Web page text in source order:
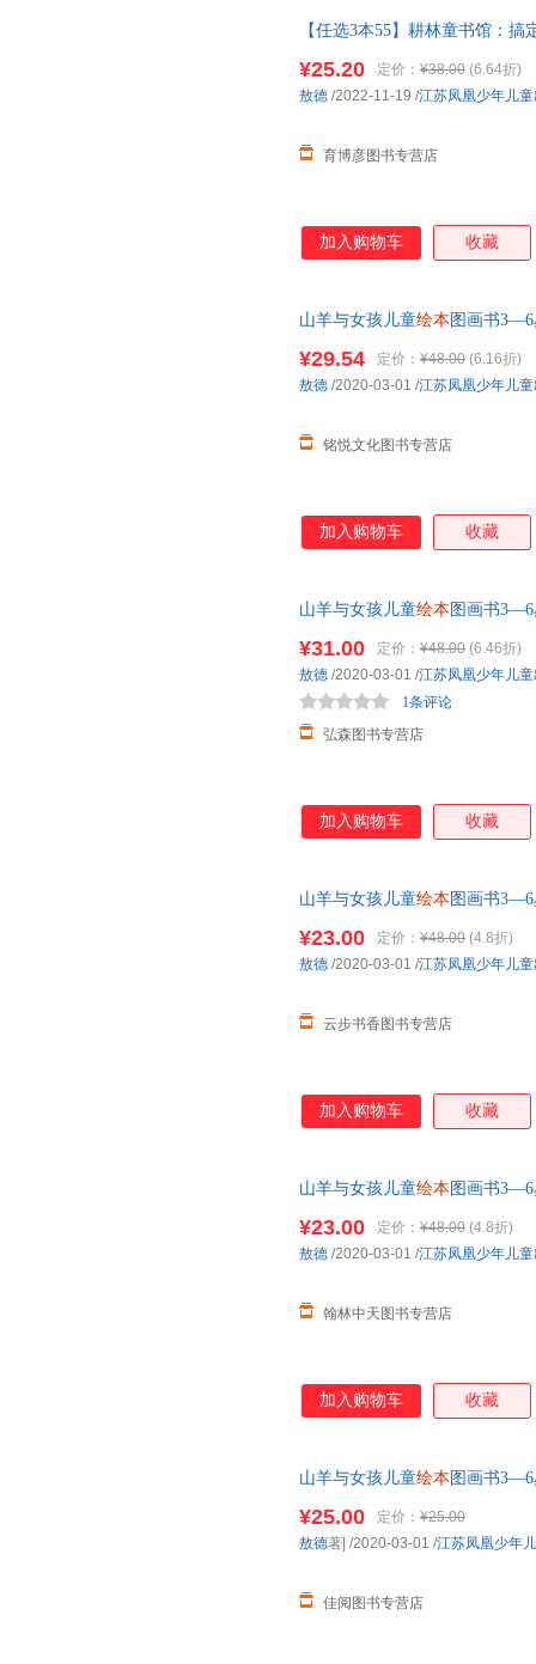
【任选3本55】耕林童书馆：
¥25.20 定价： ¥38.00 (6.64折)
育博彦图书专营店
敖德 /2022-11-19 /江苏凤凰少年儿
加入购物车 收藏
山羊与女孩儿童绘本 图画书3—6
¥29.54 定价： ¥48.00 (6.16折)
铭悦文化图书专营店
敖德 /2020-03-01 /江苏凤凰少年儿
加入购物车 收藏
山羊与女孩儿童绘本 图画书3—6
¥31.00 定价： ¥48.00 (6.46折)
弘森图书专营店
1条评论
敖德 /2020-03-01 /江苏凤凰少年儿
加入购物车 收藏
山羊与女孩儿童绘本 图画书3—6
¥23.00 定价： ¥48.00 (4.8折)
云步书香图书专营店
敖德 /2020-03-01 /江苏凤凰少年儿
加入购物车 收藏
山羊与女孩儿童绘本 图画书3—6
¥23.00 定价： ¥48.00 (4.8折)
翰林中天图书专营店
敖德 /2020-03-01 /江苏凤凰少年儿
加入购物车 收藏
山羊与女孩儿童绘本 图画书3—6
¥25.00 定价： ¥25.00
佳阅图书专营店
敖德著| /2020-03-01 /江苏凤凰少年